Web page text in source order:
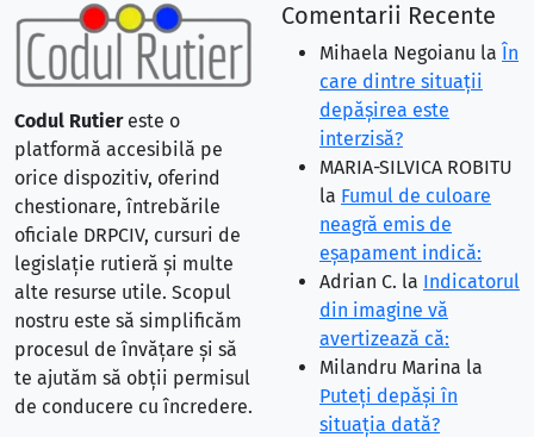
Codul Rutiereste o
platformă accesibilă pe
orice dispozitiv, oferind
chestionare, întrebările
oficiale DRPCIV, cursuri de
legislație rutieră și multe
alte resurse utile. Scopul
nostru este să simplificăm
procesul de învățare și să
te ajutăm să obții permisul
de conducere cu încredere.
Comentarii Recente
Mihaela Negoianu la În
care dintre situaţii
depăşirea este
interzisă?
MARIA-SILVICA ROBITU
la Fumul de culoare
neagră emis de
eşapament indică:
Adrian C. la Indicatorul
din imagine vă
avertizează că:
Milandru Marina la
Puteţi depăşi în
situaţia dată?